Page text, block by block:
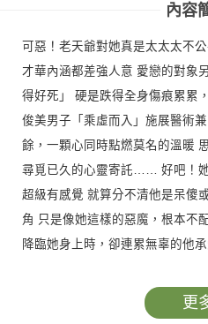
內容
可惡！老天爺對她真是太太太不
才華內涵都差強人意 愛戀的對象
得好死」 硬是跌得全身傷痕累累
俊美男子「乘虛而入」施展醫術
餘，一顆心同時點燃莫名的溫暖
尋覓已久的心靈寄託…… 好吧！
超級有感覺 就算分不清他是呆傻
角 只是像她這樣的惡魔，根本不
降臨她身上時，卻連累無辜的他
更